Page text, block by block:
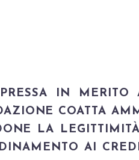
IN MERITO
COATTA
LA
AI